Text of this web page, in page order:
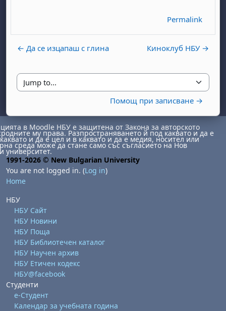
Permalink
← Да се изцапаш с глина Киноклуб НБУ →
Jump to...
Помощ при записване →
1 August
2 August
8 August
9 August
15 August
16 August
22 August
23 August
29 August
30 August
в Moodle НБУ е защитена от Закона за авторското
му права. Разпространяването й под каквато и да е
и да е цел и в каквато и да е медия, носител или
среда може да стане само със съгласието на Нов
университет.
1991-2026 © New Bulgarian University
You are not logged in. (Log in)
Home
НБУ
НБУ Сайт
НБУ Новини
НБУ Поща
НБУ Библиотечен каталог
НБУ Научен архив
НБУ Етичен кодекс
НБУ@facebook
Студенти
е-Студент
Календар за учебната година